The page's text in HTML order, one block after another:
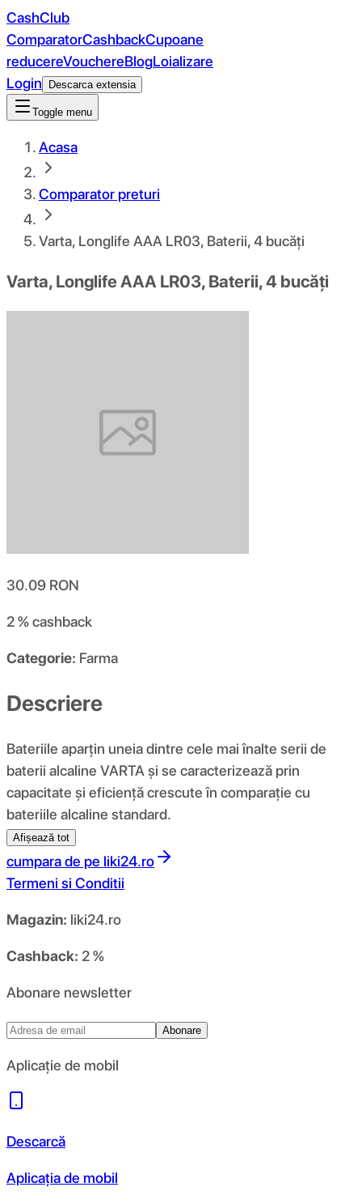
CashClub
ComparatorCashbackCupoane
reducereVouchereBlogLoializare
Login
Descarca extensia
Toggle menu
Acasa
Comparator preturi
Varta, Longlife AAA LR03, Baterii, 4 bucăți
Varta, Longlife AAA LR03, Baterii, 4 bucăți
30.09 RON
2 %cashback
Categorie: Farma
Descriere
Bateriile aparțin uneia dintre cele mai înalte serii de
baterii alcaline VARTA și se caracterizează prin
capacitate și eficiență crescute în comparație cu
bateriile alcaline standard.
Afișează tot
cumpara de pe liki24.ro
Termeni si Conditii
Magazin: liki24.ro
Cashback: 2 %
Abonare newsletter
Abonare
Aplicație de mobil
Descarcă
Aplicația de mobil